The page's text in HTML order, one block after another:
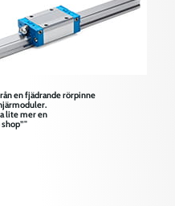
en fjädrande rörpinne
lite mer en